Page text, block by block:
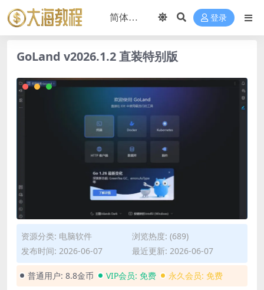
登录
GoLand v2026.1.2 直装特别版
资源分类: 电脑软件
浏览热度: (689)
发布时间: 2026-06-07
最近更新: 2026-06-07
普通用户: 8.8金币 VIP会员: 免费 永久会员: 免费